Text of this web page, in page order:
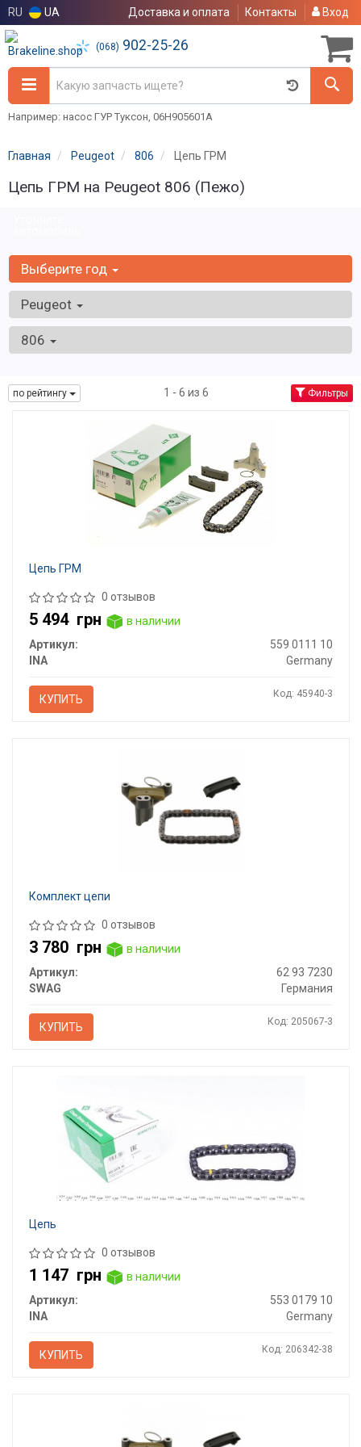
RU UA Доставка и оплата Контакты Вход
(068) 902-25-26
Например: насос ГУР Туксон, 06H905601A
Главная Peugeot 806 Цепь ГРМ
Цепь ГРМ на Peugeot 806 (Пежо)
Выберите год
Peugeot
806
по рейтингу 1 - 6 из 6 Фильтры
Цепь ГРМ
0 отзывов
5 494 грн
в наличии
Артикул:
559 0111 10
INA
Germany
КУПИТЬ Код: 45940-3
Комплект цепи
0 отзывов
3 780 грн
в наличии
Артикул:
62 93 7230
SWAG
Германия
КУПИТЬ Код: 205067-3
Цепь
0 отзывов
1 147 грн
в наличии
Артикул:
553 0179 10
INA
Germany
КУПИТЬ Код: 206342-38